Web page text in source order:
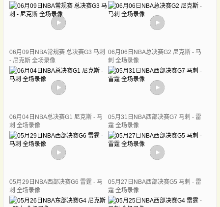
06月09日NBA常规赛 总决赛G3 马刺
- 尼克斯 全场录像
06月06日NBA总决赛G2 尼克斯 - 马
刺 全场录像
06月04日NBA总决赛G1 尼克斯 - 马
刺 全场录像
05月31日NBA西部决赛G7 马刺 - 雷
霆 全场录像
05月29日NBA西部决赛G6 雷霆 - 马
刺 全场录像
05月27日NBA西部决赛G5 马刺 - 雷
霆 全场录像